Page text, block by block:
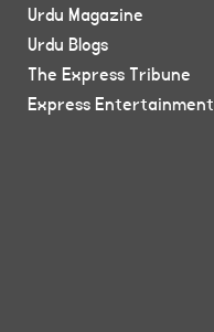
Urdu Magazine
Urdu Blogs
The Express Tribune
Express Entertainment